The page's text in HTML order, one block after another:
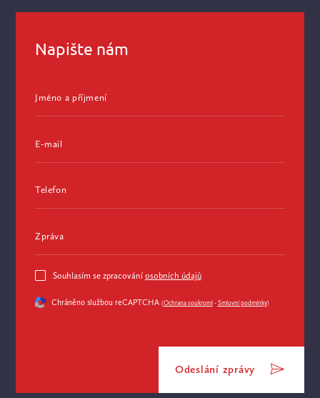
Napište nám
Jméno a příjmení
E-mail
Telefon
Zpráva
Souhlasím se zpracování osobních údajů
Chráněno službou reCAPTCHA (Ochrana soukromí-Smluvní podmínky)
Odeslání zprávy